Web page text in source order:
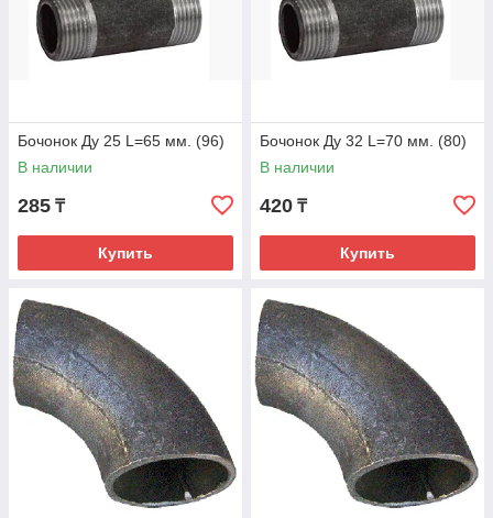
Бочонок Ду 25 L=65 мм. (96)
В наличии
285 ₸
Купить
Бочонок Ду 32 L=70 мм. (80)
В наличии
420 ₸
Купить